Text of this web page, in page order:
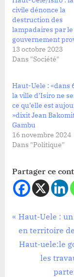
civile dénonce la
destruction des
lampadaires par le
gouvernement
13 octobre 2023
Dans "Société"
Haut-Uele : «dans
la ville d’Isiro ne
ce qu’elle est
»dixit Jean
Gambu
16 novembre 2024
Dans "Politique"
Partager ce
Développement
de
l’article
P
r
e
Haut-Uele :
en territoire
N
Haut-uele:le
les